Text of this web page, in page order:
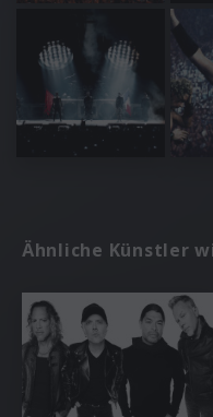
Ähnliche Künstler